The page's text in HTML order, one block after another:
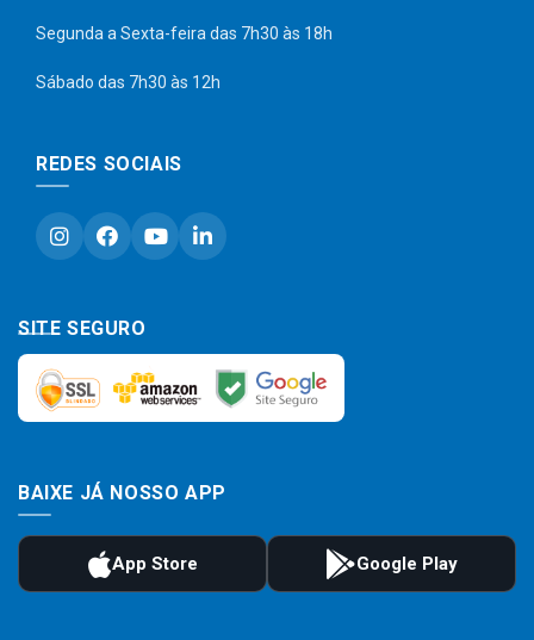
Segunda a Sexta-feira das 7h30 às 18h
Sábado das 7h30 às 12h
REDES SOCIAIS
SITE SEGURO
BAIXE JÁ NOSSO APP